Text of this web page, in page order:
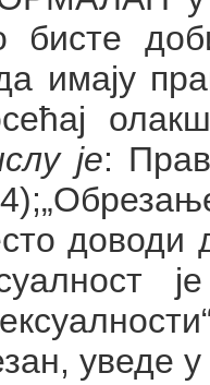
бисте
имају
је:
доводи
уведе у